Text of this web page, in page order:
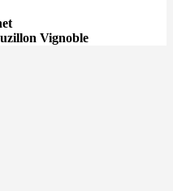
Vignoble